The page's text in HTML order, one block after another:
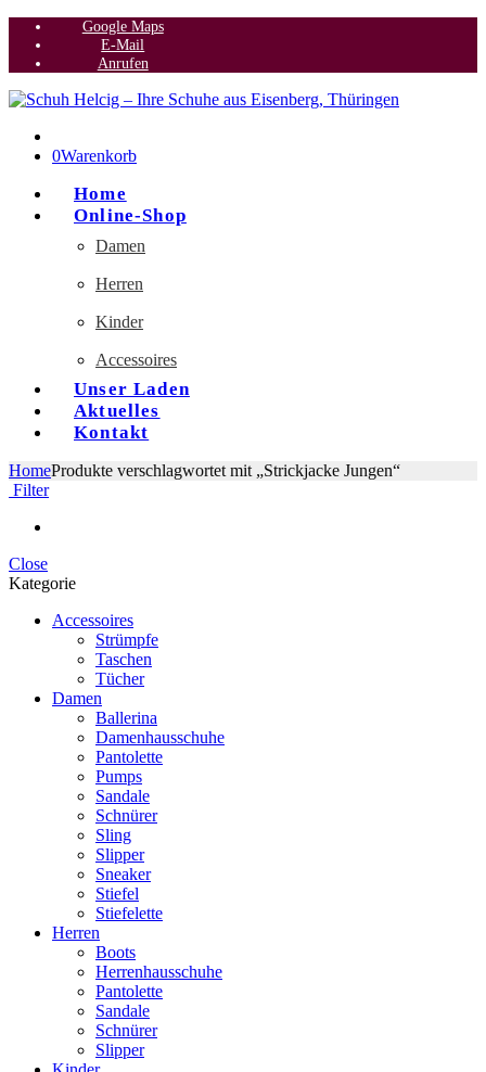
Google Maps
E-Mail
Anrufen
0Warenkorb
Home
Online-Shop
Damen
Herren
Kinder
Accessoires
Unser Laden
Aktuelles
Kontakt
HomeProdukte verschlagwortet mit „Strickjacke Jungen“
Filter
Close
Kategorie
Accessoires
Strümpfe
Taschen
Tücher
Damen
Ballerina
Damenhausschuhe
Pantolette
Pumps
Sandale
Schnürer
Sling
Slipper
Sneaker
Stiefel
Stiefelette
Herren
Boots
Herrenhausschuhe
Pantolette
Sandale
Schnürer
Slipper